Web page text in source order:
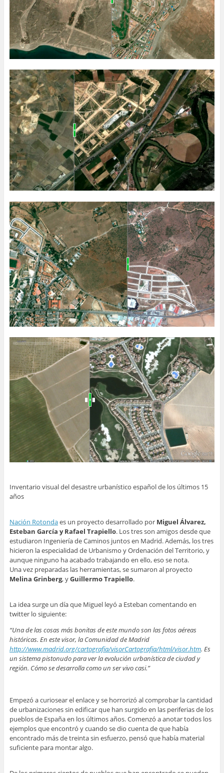
Inventario visual del desastre urbanístico español de los últimos 15
años
Nación Rotondaes un proyecto desarrollado por Miguel Álvarez,
Esteban García y Rafael Trapiello. Los tres son amigos desde que
estudiaron Ingeniería de Caminos juntos en Madrid. Además, los tres
hicieron la especialidad de Urbanismo y Ordenación del Territorio, y
aunque ninguno ha acabado trabajando en ello, eso se nota.
Una vez preparadas las herramientas, se sumaron al proyecto
Melina Grinberg, yGuillermo Trapiello.
La idea surge un día que Miguel leyó a Esteban comentando en
twitter lo siguiente:
“Una de las cosas más bonitas de este mundo son las fotos aéreas
históricas. En este visor, la Comunidad de Madrid
http://www.madrid.org/cartografia/visorCartografia/html/visor.htm. Es
un sistema pistonudo para ver la evolución urbanística de ciudad y
región. Cómo se desarrolla como un ser vivo casi.”
Empezó a curiosear el enlace y se horrorizó al comprobar la cantidad
de urbanizaciones sin edificar que han surgido en las periferias de los
pueblos de España en los últimos años. Comenzó a anotar todos los
ejemplos que encontró y cuando se dio cuenta de que había
encontrado más de treinta sin esfuerzo, pensó que había material
suficiente para montar algo.